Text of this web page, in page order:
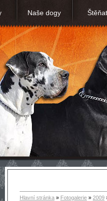
Naše dogy
Hlavní stránka » Fotogalerie » 2009